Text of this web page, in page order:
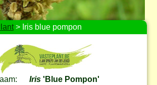
> Iris blue pompon
Iris 'Blue Pompon'